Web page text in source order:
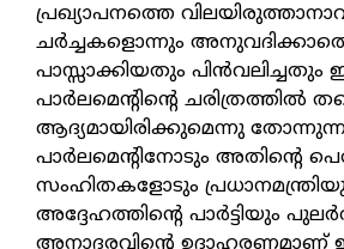
പ്രഖ്യാപനത്തെ
ചര്‍ച്ചകളൊന്നും
പാസ്സാക്കിയതും പിന്‍വലിച്ചതും
പാര്‍ലമെന്റിന്റെ ചരിത്രത്തില്‍
ആദ്യമായിരിക്കുമെന്നു
പാര്‍ലമെന്റിനോടും അതിന്റെ
സംഹിതകളോടും
അദ്ദേഹത്തിന്റെ പാര്‍ട്ടിയും
അനാദരവിന്റെ